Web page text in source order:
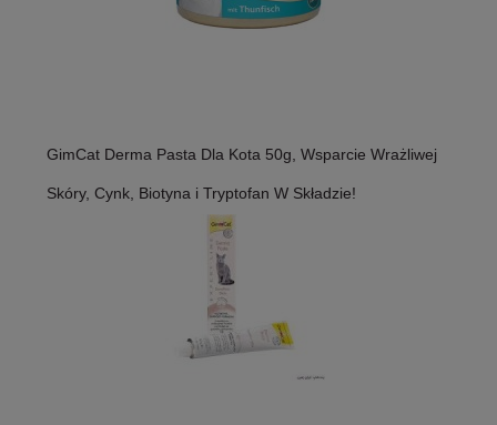
GimCat Derma Pasta Dla Kota 50g, Wsparcie Wrażliwej
Skóry, Cynk, Biotyna i Tryptofan W Składzie!